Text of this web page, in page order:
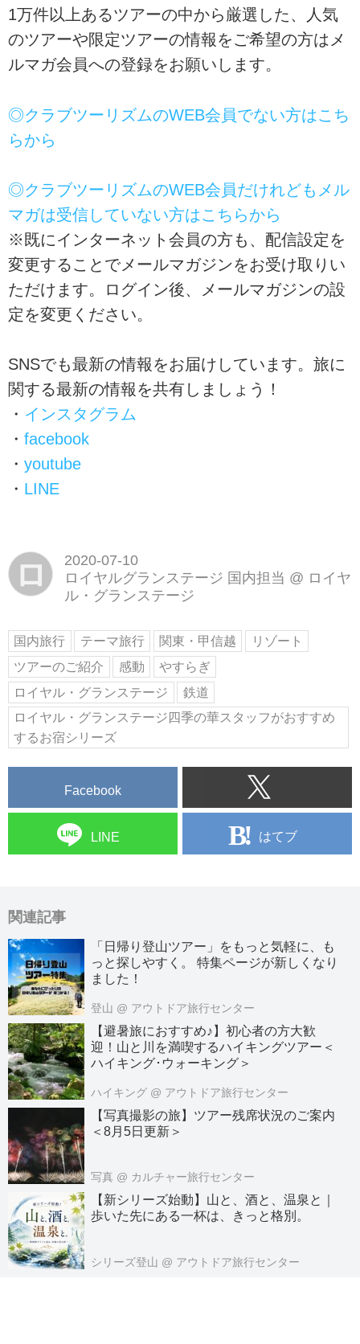
1万件以上あるツアーの中から厳選した、人気
のツアーや限定ツアーの情報をご希望の方はメ
ルマガ会員への登録をお願いします。
◎クラブツーリズムのWEB会員でない方はこち
らから
◎クラブツーリズムのWEB会員だけれどもメル
マガは受信していない方はこちらから
※既にインターネット会員の方も、配信設定を
変更することでメールマガジンをお受け取りい
ただけます。ログイン後、メールマガジンの設
定を変更ください。
SNSでも最新の情報をお届けしています。旅に
関する最新の情報を共有しましょう！
・ インスタグラム
・ facebook
・ youtube
・ LINE
ロ
2020-07-10
ロイヤルグランステージ 国内担当 @ ロイヤ
ル・グランステージ
国内旅行 テーマ旅行 関東・甲信越
リゾート
ツアーのご紹介
感動
やすらぎ
ロイヤル・グランステージ
鉄道
ロイヤル・グランステージ四季の華スタッフがおすすめ
するお宿シリーズ
Facebook
LINE はてブ
関連記事
「日帰り登山ツアー」をもっと気軽に、も
っと探しやすく。 特集ページが新しくなり
ました！
登山 @ アウトドア旅行センター
【避暑旅におすすめ♪】初心者の方大歓
迎！山と川を満喫するハイキングツアー＜
ハイキング･ウォーキング＞
ハイキング @ アウトドア旅行センター
【写真撮影の旅】ツアー残席状況のご案内
＜8月5日更新＞
写真 @ カルチャー旅行センター
【新シリーズ始動】山と、酒と、温泉と｜
歩いた先にある一杯は、きっと格別。
シリーズ登山 @ アウトドア旅行センター